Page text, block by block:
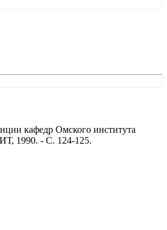
кафедр Омского института
1990. - С. 124-125.